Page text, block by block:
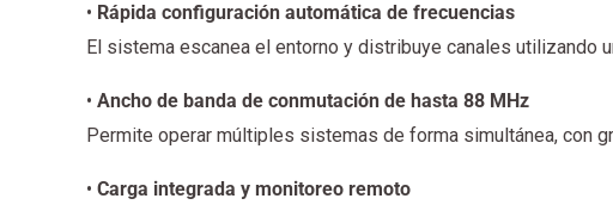
• Rápida configuración automática de frecuencias
El sistema escanea el entorno y distribuye canales utilizando
• Ancho de banda de conmutación de hasta 88 MHz
Permite operar múltiples sistemas de forma simultánea, con
• Carga integrada y monitoreo remoto